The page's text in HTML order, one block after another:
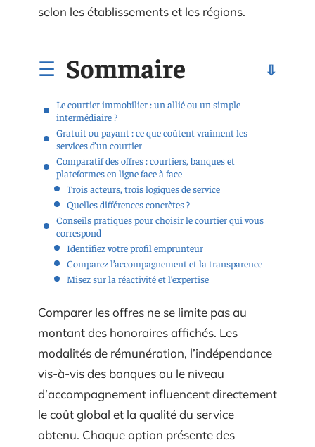
selon les établissements et les régions.
Sommaire
Le courtier immobilier : un allié ou un simple
intermédiaire ?
Gratuit ou payant : ce que coûtent vraiment les
services d’un courtier
Comparatif des offres : courtiers, banques et
plateformes en ligne face à face
Trois acteurs, trois logiques de service
Quelles différences concrètes ?
Conseils pratiques pour choisir le courtier qui vous
correspond
Identifiez votre profil emprunteur
Comparez l’accompagnement et la transparence
Misez sur la réactivité et l’expertise
Comparer les offres ne se limite pas au
montant des honoraires affichés. Les
modalités de rémunération, l’indépendance
vis-à-vis des banques ou le niveau
d’accompagnement influencent directement
le coût global et la qualité du service
obtenu. Chaque option présente des